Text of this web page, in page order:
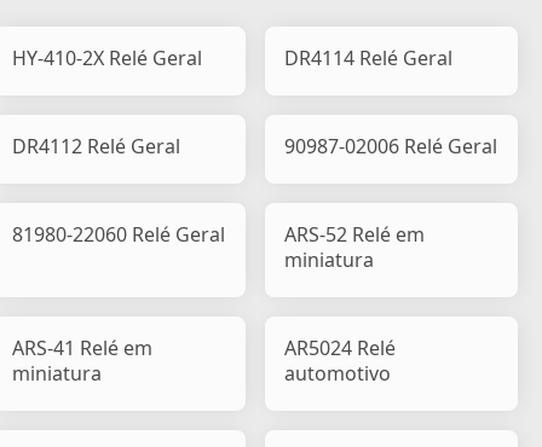
HY-410-2X Relé Geral DR4114 Relé Geral
DR4112 Relé Geral 90987-02006 Relé Geral
81980-22060 Relé Geral
ARS-52 Relé em
miniatura
ARS-41 Relé em
miniatura
AR5024 Relé
automotivo